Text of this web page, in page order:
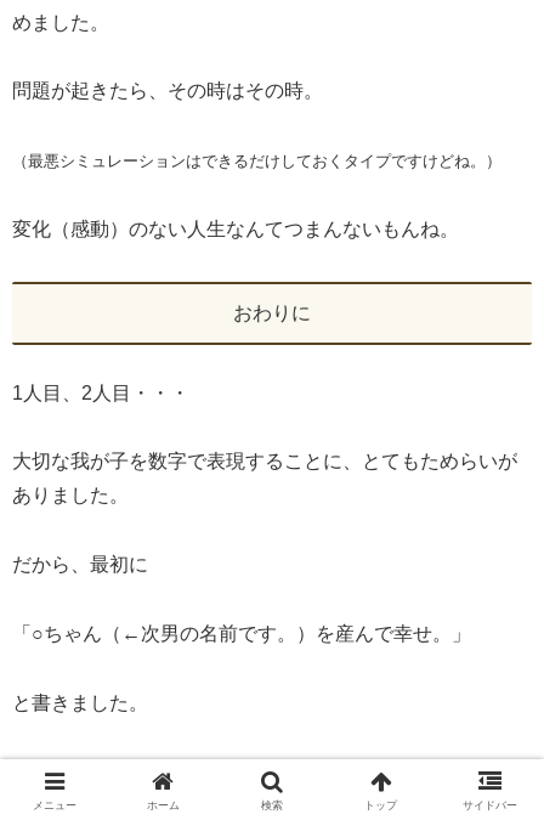
めました。
問題が起きたら、その時はその時。
（最悪シミュレーションはできるだけしておくタイプですけどね。）
変化（感動）のない人生なんてつまんないもんね。
おわりに
1人目、2人目・・・
大切な我が子を数字で表現することに、とてもためらいが
ありました。
だから、最初に
「○ちゃん（←次男の名前です。）を産んで幸せ。」
と書きました。
親のいろんな都合があるかもしれない、それでも【いの
ち】を前にちゃんと自分とパートナー（夫）と向き合え
メニュー ホーム 検索 トップ サイドバー